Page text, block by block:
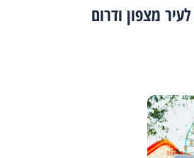
מצפון ודרום